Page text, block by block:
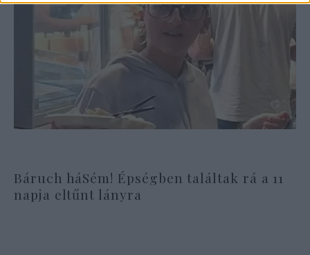
Báruch háSém! Épségben találtak rá a 11
napja eltűnt lányra